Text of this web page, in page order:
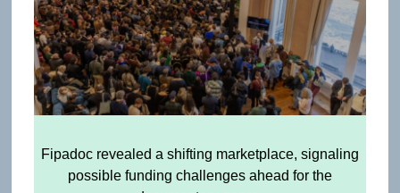
Fipadoc revealed a shifting marketplace, signaling
possible funding challenges ahead for the